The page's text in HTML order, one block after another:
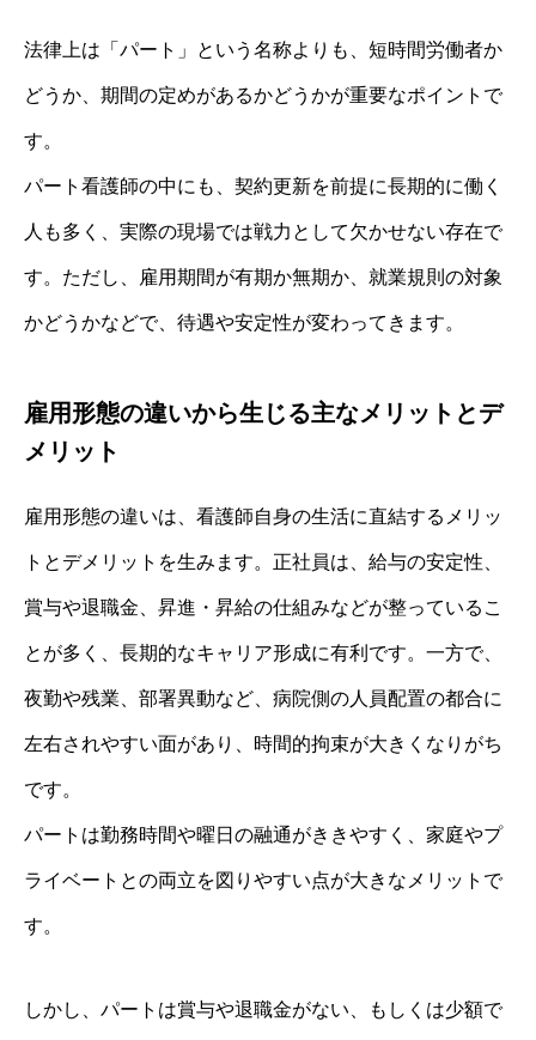
法律上は「パート」という名称よりも、短時間労働者か
どうか、期間の定めがあるかどうかが重要なポイントで
す。
パート看護師の中にも、契約更新を前提に長期的に働く
人も多く、実際の現場では戦力として欠かせない存在で
す。ただし、雇用期間が有期か無期か、就業規則の対象
かどうかなどで、待遇や安定性が変わってきます。
雇用形態の違いから生じる主なメリットとデ
メリット
雇用形態の違いは、看護師自身の生活に直結するメリッ
トとデメリットを生みます。正社員は、給与の安定性、
賞与や退職金、昇進・昇給の仕組みなどが整っているこ
とが多く、長期的なキャリア形成に有利です。一方で、
夜勤や残業、部署異動など、病院側の人員配置の都合に
左右されやすい面があり、時間的拘束が大きくなりがち
です。
パートは勤務時間や曜日の融通がききやすく、家庭やプ
ライベートとの両立を図りやすい点が大きなメリットで
す。
しかし、パートは賞与や退職金がない、もしくは少額で